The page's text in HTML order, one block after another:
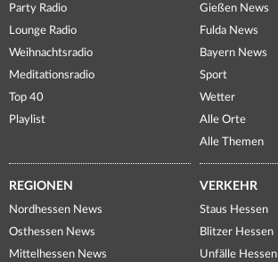
Party Radio
Lounge Radio
Weihnachtsradio
Meditationsradio
Top 40
Playlist
Gießen News
Fulda News
Bayern News
Sport
Wetter
Alle Orte
Alle Themen
REGIONEN
Nordhessen News
Osthessen News
Mittelhessen News
VERKEHR
Staus Hessen
Blitzer Hessen
Unfälle Hessen